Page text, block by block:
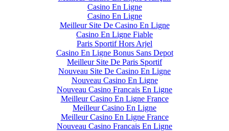
Casino En Ligne
Casino En Ligne
Meilleur Site De Casino En Ligne
Casino En Ligne Fiable
Paris Sportif Hors Arjel
Casino En Ligne Bonus Sans Depot
Meilleur Site De Paris Sportif
Nouveau Site De Casino En Ligne
Nouveau Casino En Ligne
Nouveau Casino Francais En Ligne
Meilleur Casino En Ligne France
Meilleur Casino En Ligne
Meilleur Casino En Ligne France
Nouveau Casino Francais En Ligne